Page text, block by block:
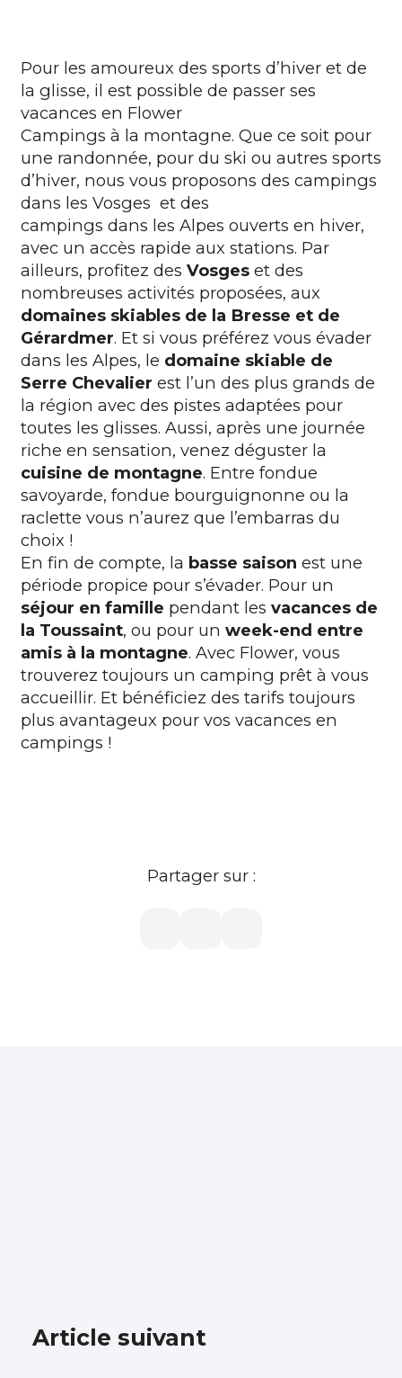
Pour les amoureux des sports d’hiver et de
la glisse, il est possible de passer ses
vacances en Flower
Campings à la montagne. Que ce soit pour
une randonnée, pour du ski ou autres sports
d’hiver, nous vous proposons des campings
dans les Vosges et des
campings dans les Alpes ouverts en hiver,
avec un accès rapide aux stations. Par
ailleurs, profitez des Vosgeset des
nombreuses activités proposées, aux
domaines skiables de la Bresse et de
Gérardmer. Et si vous préférez vous évader
dans les Alpes, le domaine skiable de
Serre Chevalier est l’un des plus grands de
la région avec des pistes adaptées pour
toutes les glisses. Aussi, après une journée
riche en sensation, venez déguster la
cuisine de montagne. Entre fondue
savoyarde, fondue bourguignonne ou la
raclette vous n’aurez que l’embarras du
choix !
En fin de compte, la basse saison est une
période propice pour s’évader. Pour un
séjour en famille pendant les vacances de
la Toussaint, ou pour un week-end entre
amis à la montagne. Avec Flower, vous
trouverez toujours un camping prêt à vous
accueillir. Et bénéficiez des tarifs toujours
plus avantageux pour vos vacances en
campings !
Partager sur :
Article suivant